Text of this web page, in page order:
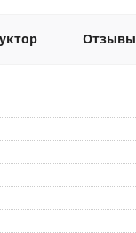
Отзывы